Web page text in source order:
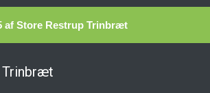
af Store Restrup Trinbræt
Trinbræt